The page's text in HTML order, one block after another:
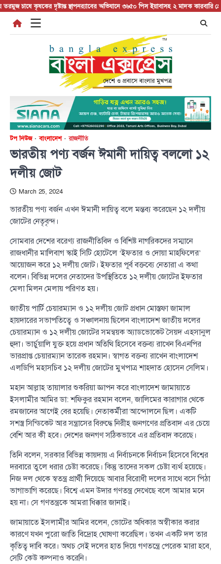
Skip
content
কৃষকের দৃষ্টান্ত স্থাপনর‍্যাবের অভিযানে ৩৬৫০ পিস ইয়াবাসহ ২ মাদক কারবারি গ্রেপ্তার
টপ নিউজ বাংলাদেশ রাজনীতি
ভারতীয় পণ্য বর্জন ঈমানী দায়িত্ব বললো ১২
দলীয় জোট
March 25, 2024
ভারতীয় পণ্য বর্জন এখন ঈমানী দায়িত্ব বলে মন্তব্য করেছেন ১২ দলীয়
জোটের নেতৃবৃন্দ।
সোমবার দেশের বরেণ্য রাজনীতিবিদ ও বিশিষ্ট নাগরিকদের সম্মানে
রাজধানীর মালিবাগ স্কাই সিটি হোটেলে ‘ইফতার ও দোয়া মাহফিলের’
আয়োজন করে ১২ দলীয় জোট। ইফতার পূর্ব বক্তব্যে নেতারা এ কথা
বলেন। বিভিন্ন দলের নেতাদের উপস্থিতিতে ১২ দলীয় জোটের ইফতার
মেলা মিলন মেলায় পরিণত হয়।
জাতীয় পার্টি চেয়ারম্যান ও ১২ দলীয় জোট প্রধান মোস্তফা জামাল
হায়দারের সভাপতিত্বে ও সঞ্চালনায় ছিলেন বাংলাদেশ জাতীয় দলের
চেয়ারম্যান ও ১২ দলীয় জোটের সমন্বয়ক অ্যাডভোকেট সৈয়দ এহসানুল
হুদা। ভার্চুয়ালি যুক্ত হয়ে প্রধান অতিথি হিসেবে বক্তব্য রাখেন বিএনপির
ভারপ্রাপ্ত চেয়ারম্যান তারেক রহমান। স্বাগত বক্তব্য রাখেন বাংলাদেশ
এলডিপি মহাসচিব ১২ দলীয় জোটের মুখপাত্র শাহদাত হোসেন সেলিম।
মহান আল্লাহ তায়ালার শুকরিয়া জ্ঞাপন করে বাংলাদেশ জামায়াতে
ইসলামীর আমির ডা: শফিকুর রহমান বলেন, জালিমের কারাগার থেকে
রমজানের আগেই বের হয়েছি। নেতাকর্মীরা আন্দোলনে ছিল। একটি
সশস্ত্র সিন্ডিকেট আর সন্ত্রাসের বিরুদ্ধে নিরীহ জনগণের প্রতিবাদ এর চেয়ে
বেশি আর কী হবে। দেশের জনগণ সঠিকভাবে এর প্রতিবাদ করেছে।
তিনি বলেন, সরকার বিভিন্ন কায়দায় এ নির্বাচনকে নির্বাচন হিসেবে বিশ্বের
দরবারে তুলে ধরার চেষ্টা করেছে। কিন্তু তাদের সকল চেষ্টা ব্যর্থ হয়েছে।
নিজ দল থেকে স্বতন্ত্র প্রার্থী দিয়েছে আবার বিরোধী দলের সাথে বসে পিঠা
ভাগাভাগি করেছে। বিশ্বে এমন উদার গণতন্ত্র দেখেছে বলে আমার মনে
হয় না। সে গণতন্ত্রকে আমরা ধিক্কার জানাই।
জামায়াতে ইসলামীর আমির বলেন, ভোটের অধিকার অস্বীকার করার
কারণে যখন পুরো জাতি বিদ্রোহ ঘোষণা করেছিল। তখন একটি দল তার
কৃতিত্ব দাবি করে। অথচ সেই দলের হাত দিয়ে গণতন্ত্রে পেরেক মারা হবে,
সেটি কেউ কল্পনাও করেনি।